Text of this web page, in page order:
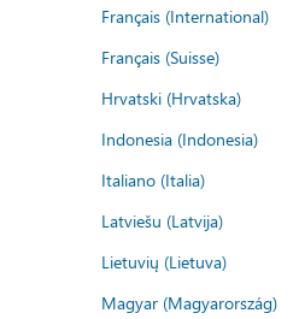
Français (International)
Français (Suisse)
Hrvatski (Hrvatska)
Indonesia (Indonesia)
Italiano (Italia)
Latviešu (Latvija)
Lietuvių (Lietuva)
Magyar (Magyarország)